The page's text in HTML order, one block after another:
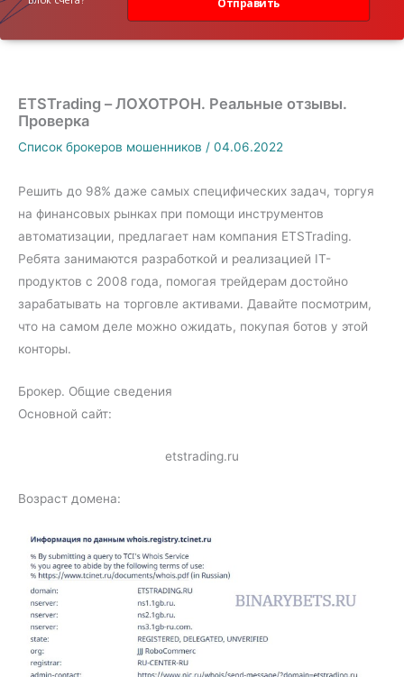
ETSTrading – ЛОХОТРОН. Реальные отзывы.
Проверка
Список брокеров мошенников / 04.06.2022
Решить до 98% даже самых специфических задач, торгуя
на финансовых рынках при помощи инструментов
автоматизации, предлагает нам компания ETSTrading.
Ребята занимаются разработкой и реализацией IT-
продуктов с 2008 года, помогая трейдерам достойно
зарабатывать на торговле активами. Давайте посмотрим,
что на самом деле можно ожидать, покупая ботов у этой
конторы.
Брокер. Общие сведения
Основной сайт:
etstrading.ru
Возраст домена: